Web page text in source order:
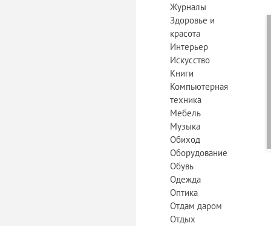
Журналы
Здоровье и
красота
Интерьер
Искусство
Книги
Компьютерная
техника
Мебель
Музыка
Обиход
Оборудование
Обувь
Одежда
Оптика
Отдам даром
Отдых